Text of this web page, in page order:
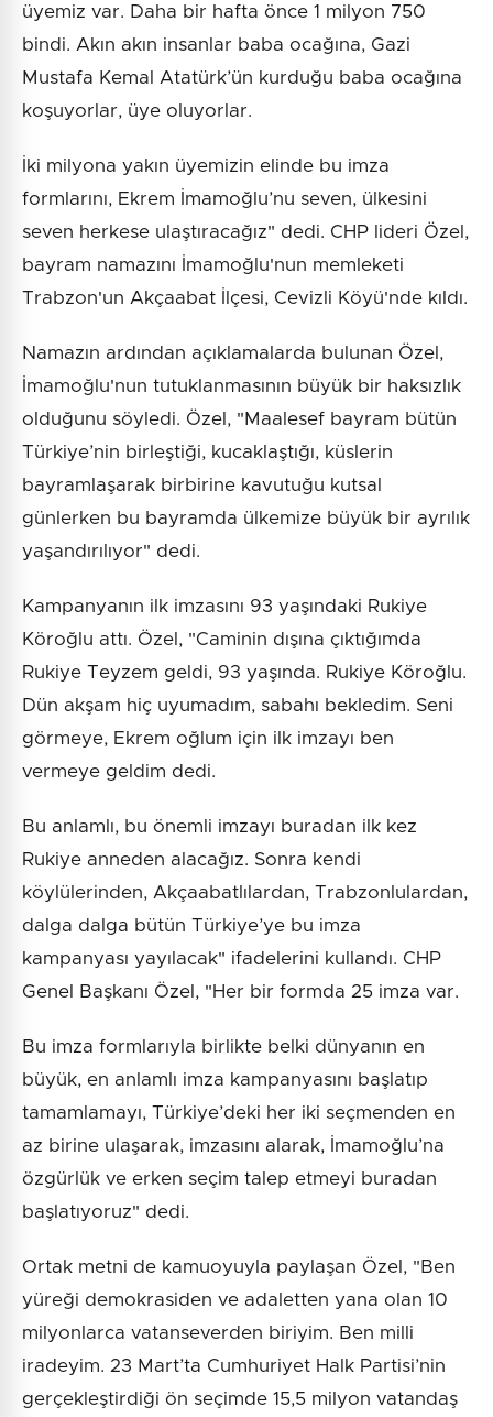
üyemiz var. Daha bir hafta önce 1 milyon 750
bindi. Akın akın insanlar baba ocağına, Gazi
Mustafa Kemal Atatürk’ün kurduğu baba ocağına
koşuyorlar, üye oluyorlar.
İki milyona yakın üyemizin elinde bu imza
formlarını, Ekrem İmamoğlu’nu seven, ülkesini
seven herkese ulaştıracağız" dedi. CHP lideri Özel,
bayram namazını İmamoğlu'nun memleketi
Trabzon'un Akçaabat İlçesi, Cevizli Köyü'nde kıldı.
Namazın ardından açıklamalarda bulunan Özel,
İmamoğlu'nun tutuklanmasının büyük bir haksızlık
olduğunu söyledi. Özel, "Maalesef bayram bütün
Türkiye’nin birleştiği, kucaklaştığı, küslerin
bayramlaşarak birbirine kavutuğu kutsal
günlerken bu bayramda ülkemize büyük bir ayrılık
yaşandırılıyor" dedi.
Kampanyanın ilk imzasını 93 yaşındaki Rukiye
Köroğlu attı. Özel, "Caminin dışına çıktığımda
Rukiye Teyzem geldi, 93 yaşında. Rukiye Köroğlu.
Dün akşam hiç uyumadım, sabahı bekledim. Seni
görmeye, Ekrem oğlum için ilk imzayı ben
vermeye geldim dedi.
Bu anlamlı, bu önemli imzayı buradan ilk kez
Rukiye anneden alacağız. Sonra kendi
köylülerinden, Akçaabatlılardan, Trabzonlulardan,
dalga dalga bütün Türkiye’ye bu imza
kampanyası yayılacak" ifadelerini kullandı. CHP
Genel Başkanı Özel, "Her bir formda 25 imza var.
Bu imza formlarıyla birlikte belki dünyanın en
büyük, en anlamlı imza kampanyasını başlatıp
tamamlamayı, Türkiye’deki her iki seçmenden en
az birine ulaşarak, imzasını alarak, İmamoğlu’na
özgürlük ve erken seçim talep etmeyi buradan
başlatıyoruz" dedi.
Ortak metni de kamuoyuyla paylaşan Özel, "Ben
yüreği demokrasiden ve adaletten yana olan 10
milyonlarca vatanseverden biriyim. Ben milli
iradeyim. 23 Mart’ta Cumhuriyet Halk Partisi’nin
gerçekleştirdiği ön seçimde 15,5 milyon vatandaş